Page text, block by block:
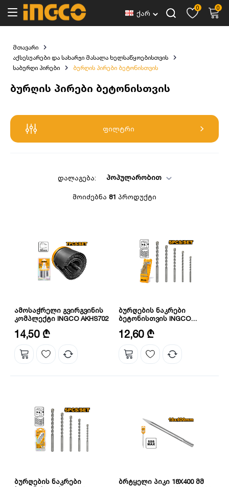
ქარ
0 0
მთავარი
აქსესუარები და სახარჯი მასალა ხელსაწყოებისთვის
საბურღი პირები
ბურღის პირები ბეტონისთვის
ბურღის პირები ბეტონისთვის
ფილტრი
დალაგება: პოპულარობით
მოიძებნა 81 პროდუქტი
ამოსაჭრელი გვირგვინის
კომპლექტი INGCO AKHS702
პირების რაოდენობა ნაკრებში: 7
სიმაღლე: 50 მმ(2")
14,50 ₾
ბურღების ნაკრები
ბეტონისთვის INGCO
ზომა:
4X75,5X85,6X100,8X120,10X120
რაოდენობა: 5
12,60 ₾
ბურღების ნაკრები
ბრტყელი პიკი 18X400 მმ